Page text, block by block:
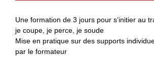
Une formation de 3 jours pour s’initier au
je coupe, je perce, je soude
Mise en pratique sur des supports
par le formateur